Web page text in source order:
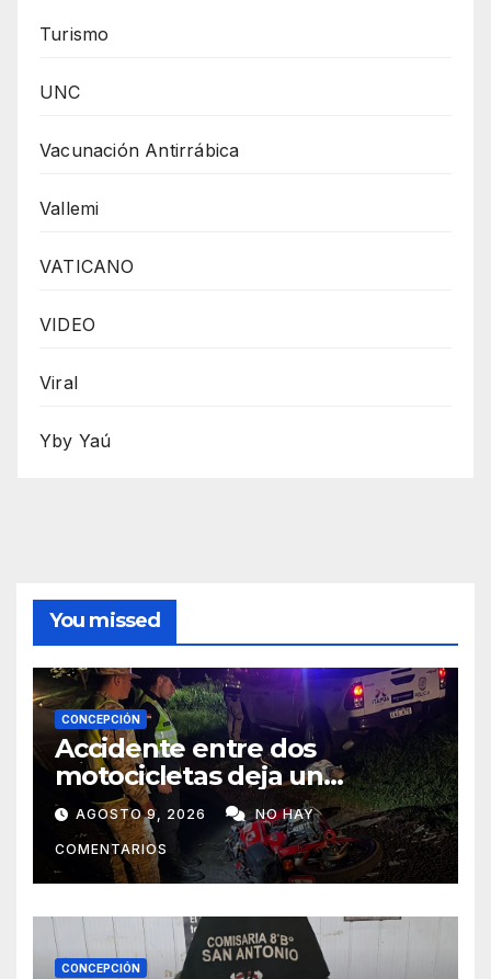
Turismo
UNC
Vacunación Antirrábica
Vallemi
VATICANO
VIDEO
Viral
Yby Yaú
You missed
CONCEPCIÓN
Accidente entre dos
motocicletas deja un
fallecido y dos heridos en Yby
Yaú
AGOSTO 9, 2026 NO HAY
COMENTARIOS
CONCEPCIÓN